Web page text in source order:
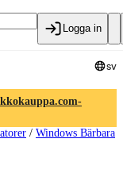
Logga in
sv
/ Windows Bärbara